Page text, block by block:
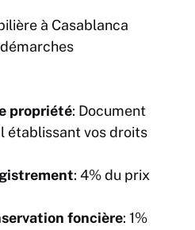
à Casablanca
propriété: Document
établissant vos droits
: 4% du prix
foncière: 1%